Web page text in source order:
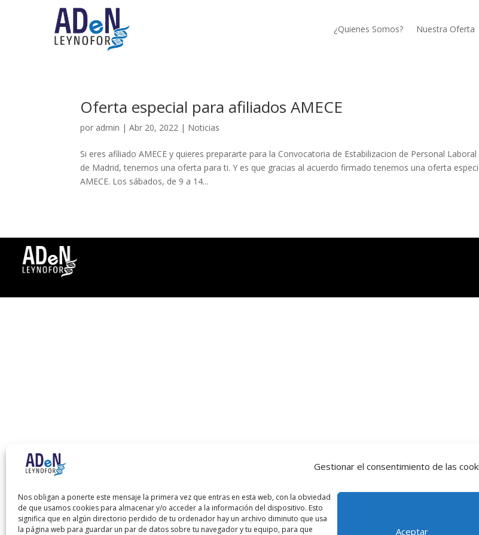
Gestionar el consentimiento de las
Nos obligan a ponerte este mensaje la primera vez que entras en esta web, con la obviedad
de que usamos cookies para almacenar y/o acceder a la información del dispositivo. Esto
significa que en algún directorio perdido de tu ordenador hay un archivo diminuto que usa
la página web para guardar un par de datos sobre tu navegador y tu equipo, para que
Aceptar
¿Quienes Somos? Nuestra Oferta
Oferta especial para afiliados AMECE
por admin |Abr 20, 2022 | Noticias
Si eres afiliado AMECE y quieres prepararte para la Convocatoria de Estabilizacion de Personal
de Madrid, tenemos una oferta para ti. Y es que gracias al acuerdo firmado tenemos una oferta
AMECE. Los sábados, de 9 a 14...